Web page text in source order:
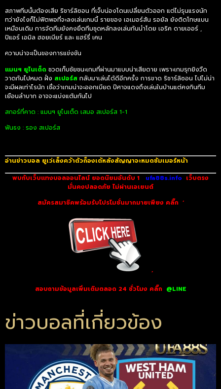
สภาพทีมนั้นต้องเสีย ริชาร์ลิซอน ที่เจ็บน่องโดนเปลี่ยนตัวออก แต่ไม่รุนแรงนัก
ทว่ายังไงก็ไม่ฟิตพอที่จะลงเล่นเกมนี้ รายของ เอเมอร์สัน รอยัล ยังติดโทษแบน
เหมือนเดิม การจัดทีมยังคงยึดทีมชุดหลักลงเล่นกันนำโดย เอริค ดายเออร์ ,
ปิแอร์ เอมิล ฮอยเบียร์ และ แฮร์รี่ เคน
ความน่าจะเป็นของการแข่งขัน
แมนฯ ยูไนเต็ด ชวดเก็บชัยชนะเกมที่ผ่านมาแบบน่าเสียดาย เพราะเกมรุกยิงวืด
วาดกันไปหมด ฝั่ง สเปอร์ส กลับมาเล่นได้ดีอีกครั้ง การขาด ริชาร์ลิซอน ไปไม่น่า
จะมีผลเท่าไรนัก เชื่อว่าเกมน่าจะออกเบียด ปีศาจแดงถึงเล่นในบ้านแต่คงกินทีม
เยือนลำบาก อาจจะแบ่งแต้มกันไป
สกอร์ที่คาด : แมนฯ ยูไนเต็ด เสมอ สเปอร์ส 1-1
ฟันธง : รอง สเปอร์ส
อ่านข่าวบอล ยูเว่เล็งคว้าตัวก็องเต้หลังสัญญาจะหมดซัมเมอร์หน้า
พบกับเว็บแทงบอลออนไลน์ ยอดนิยมอันดับ 1 ufa88s.info เว็บตรง
มั่นคงปลอดภัย ไม่ผ่านเอเยนต์
สมัครสมาชิคพร้อมรับโปรโมชั่นมากมายเพียง คลิ๊ก ‘
‘
สอบถามข้อมูลเพิ่มเติมตลอด 24 ชั่วโมง คลิ๊ก @LINE
ข่าวบอลที่เกี่ยวข้อง